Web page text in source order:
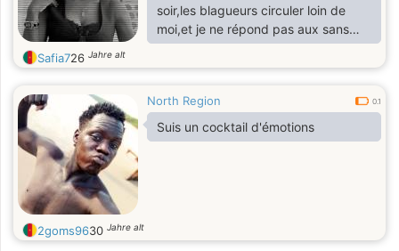
soir,les blagueurs circuler loin de
moi,et je ne répond pas aux sans
photo de profil s'il vous plaît.merci
Safia726 Jahre alt
North Region 0.1
Suis un cocktail d'émotions
2goms9630 Jahre alt